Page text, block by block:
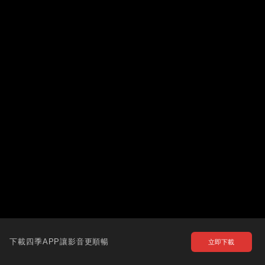
下載四季APP讓影音更順暢 立即下載